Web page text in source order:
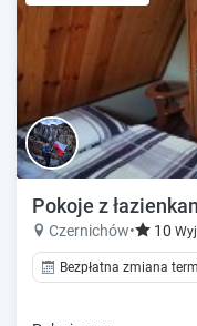
Pokoje z
Czernichów• 10
Bezpłatna zmiana